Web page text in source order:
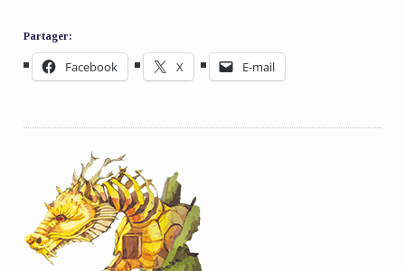
Partager:
Facebook X E-mail